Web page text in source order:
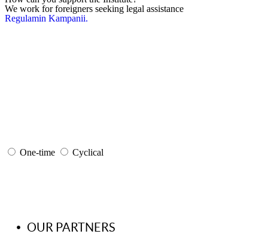
We work for foreigners seeking legal assistance
Regulamin Kampanii.
One-time Cyclical
OUR PARTNERS